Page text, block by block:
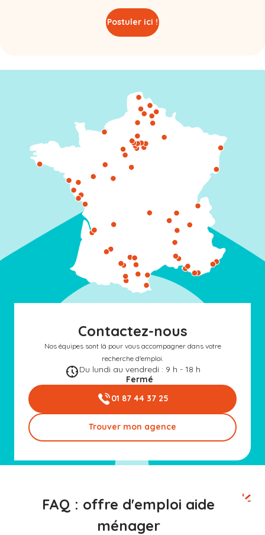
Postuler ici !
Contactez-nous
Nos équipes sont là pour vous accompagner dans votre
recherche d'emploi.
Du lundi au vendredi : 9 h - 18 h
Fermé
01 87 44 37 25
Trouver mon agence
FAQ : offre d'emploi aide
ménager